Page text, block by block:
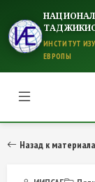
ИНСТИТУТ
ЕВРОПЫ
Назад к